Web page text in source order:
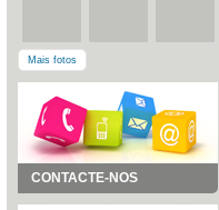
Mais fotos
CONTACTE-NOS